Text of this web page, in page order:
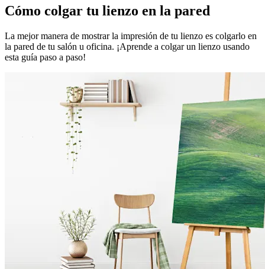
Cómo colgar tu lienzo en la pared
La mejor manera de mostrar la impresión de tu lienzo es colgarlo en
la pared de tu salón u oficina. ¡Aprende a colgar un lienzo usando
esta guía paso a paso!